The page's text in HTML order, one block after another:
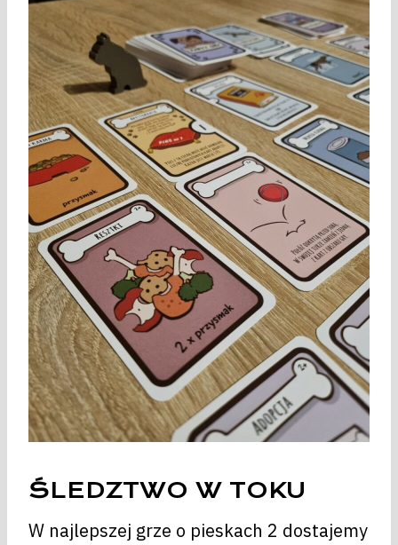
ŚLEDZTWO W TOKU
W najlepszej grze o pieskach 2 dostajemy